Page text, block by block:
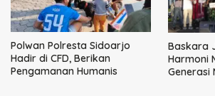
Polwan Polresta Sidoarjo
Hadir di CFD, Berikan
Pengamanan Humanis
Baskara
Harmoni
Generasi